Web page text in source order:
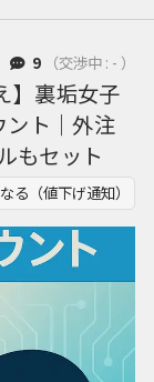
9 （交渉中 : - ）
】裏垢女子
ト｜外注
もセット
る（値下げ通知）